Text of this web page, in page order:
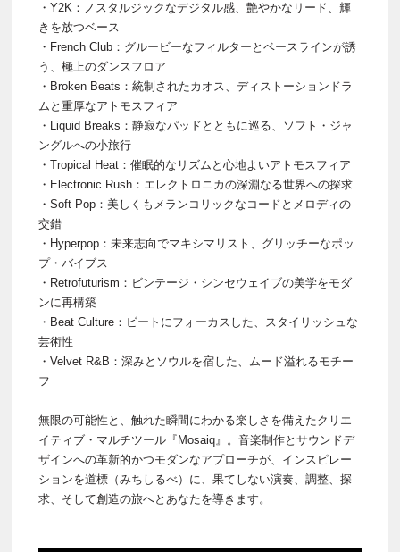
・Y2K：ノスタルジックなデジタル感、艶やかなリード、輝
きを放つベース
・French Club：グルービーなフィルターとベースラインが誘
う、極上のダンスフロア
・Broken Beats：統制されたカオス、ディストーションドラ
ムと重厚なアトモスフィア
・Liquid Breaks：静寂なパッドとともに巡る、ソフト・ジャ
ングルへの小旅行
・Tropical Heat：催眠的なリズムと心地よいアトモスフィア
・Electronic Rush：エレクトロニカの深淵なる世界への探求
・Soft Pop：美しくもメランコリックなコードとメロディの
交錯
・Hyperpop：未来志向でマキシマリスト、グリッチーなポッ
プ・バイブス
・Retrofuturism：ビンテージ・シンセウェイブの美学をモダ
ンに再構築
・Beat Culture：ビートにフォーカスした、スタイリッシュな
芸術性
・Velvet R&B：深みとソウルを宿した、ムード溢れるモチー
フ
無限の可能性と、触れた瞬間にわかる楽しさを備えたクリエ
イティブ・マルチツール『Mosaiq』。音楽制作とサウンドデ
ザインへの革新的かつモダンなアプローチが、インスピレー
ションを道標（みちしるべ）に、果てしない演奏、調整、探
求、そして創造の旅へとあなたを導きます。